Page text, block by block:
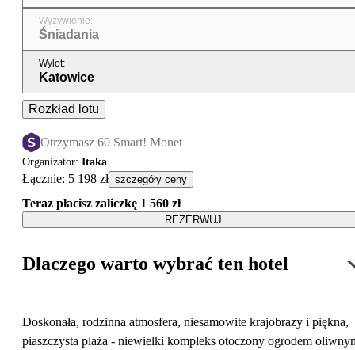
Wyżywienie:
Śniadania
Wylot:
Katowice
Rozkład lotu
Otrzymasz 60 Smart! Monet
Organizator: Itaka
Łącznie: 5 198 zł szczegóły ceny
Teraz płacisz zaliczkę 1 560 zł
REZERWUJ
Dlaczego warto wybrać ten hotel
Doskonała, rodzinna atmosfera, niesamowite krajobrazy i piękna,
piaszczysta plaża - niewielki kompleks otoczony ogrodem